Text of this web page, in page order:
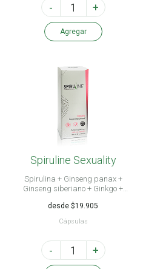
- +
Agregar
Spiruline Sexuality
Spirulina + Ginseng panax +
Ginseng siberiano + Ginkgo +
Arginina + L-Tirosina+ Vitaminas
+ Minerales
desde $19.905
Cápsulas
- +